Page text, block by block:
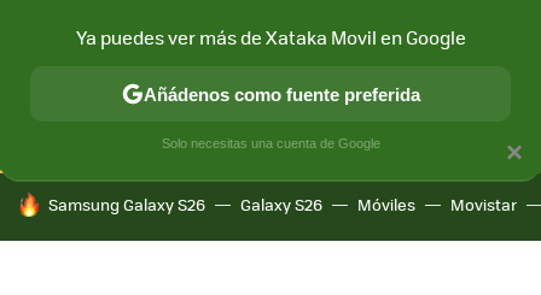
CONECTIVIDAD MÓVIL Y SOCIEDAD APLICACIONES
HOY SE HABLA DE
Samsung Galaxy S26 Galaxy S26 Móviles Movistar
×
Ya puedes ver más de Xataka Movil en Google
Añádenos como fuente preferida
Solo necesitas una cuenta de Google